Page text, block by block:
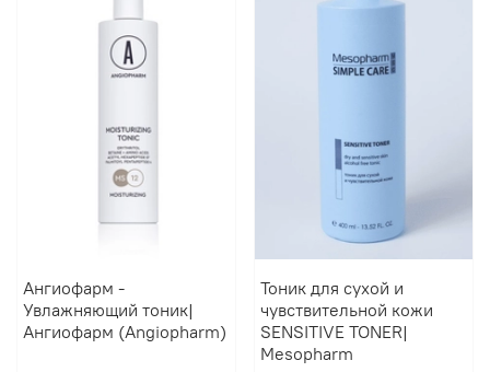
Ангиофарм -
Увлажняющий тоник|
Ангиофарм (Angiopharm)
Тоник для сухой и
чувствительной кожи
SENSITIVE TONER|
Mesopharm